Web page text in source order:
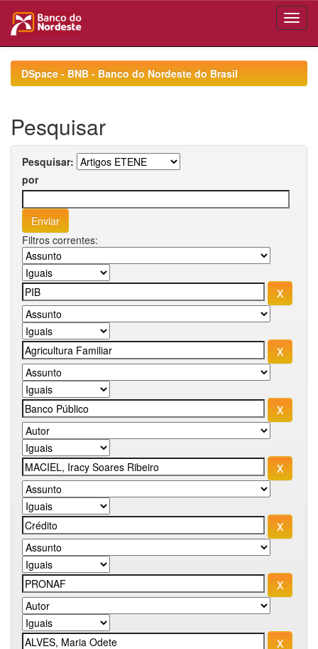
navigationDSpace - BNB - Banco do Nordeste do Brasil
Pesquisar
Pesquisar:
por
Filtros correntes: